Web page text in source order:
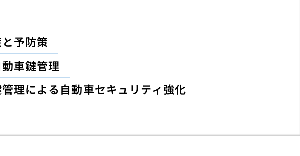
予防策
車鍵管理
理による自動車セキュリティ強化